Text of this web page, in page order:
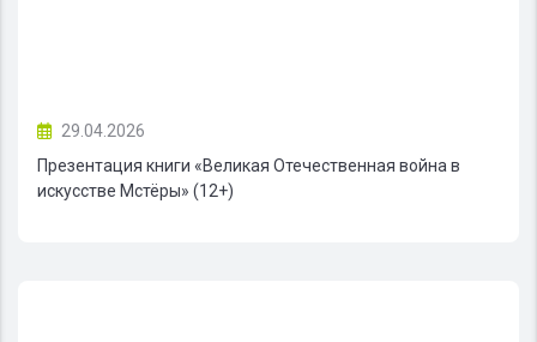
29.04.2026
Презентация книги «Великая Отечественная война в
искусстве Мстёры» (12+)